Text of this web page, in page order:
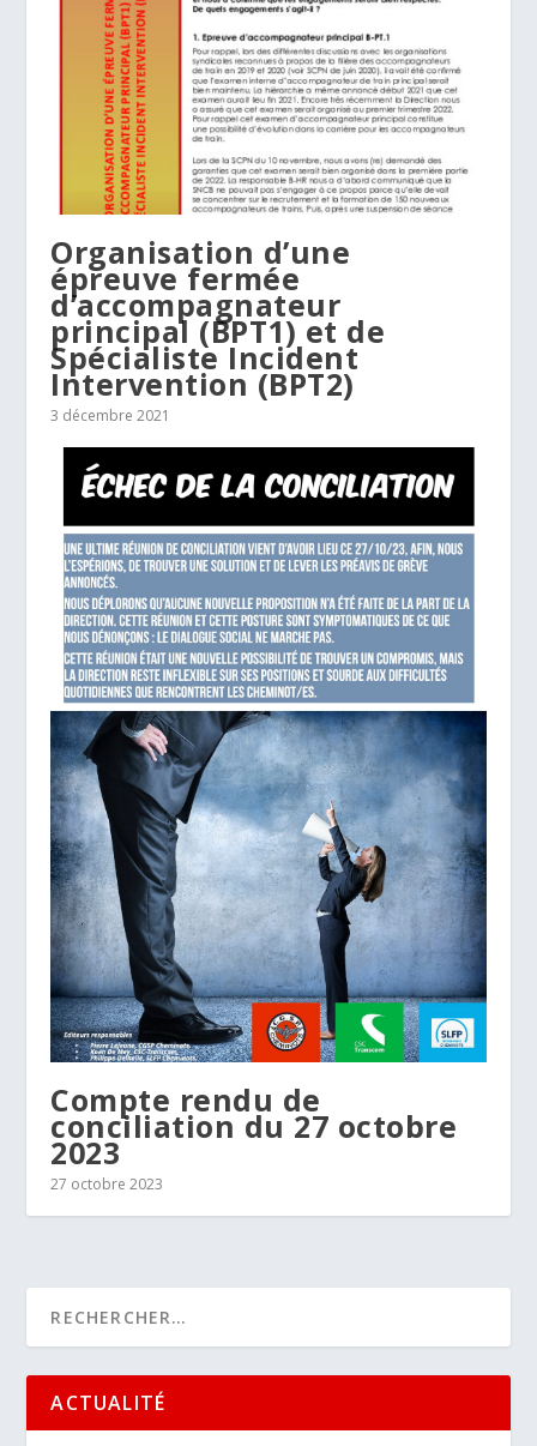
Organisation d’une
épreuve fermée
d’accompagnateur
principal (BPT1) et de
Spécialiste Incident
Intervention (BPT2)
3 décembre 2021
Compte rendu de
conciliation du 27 octobre
2023
27 octobre 2023
ACTUALITÉ